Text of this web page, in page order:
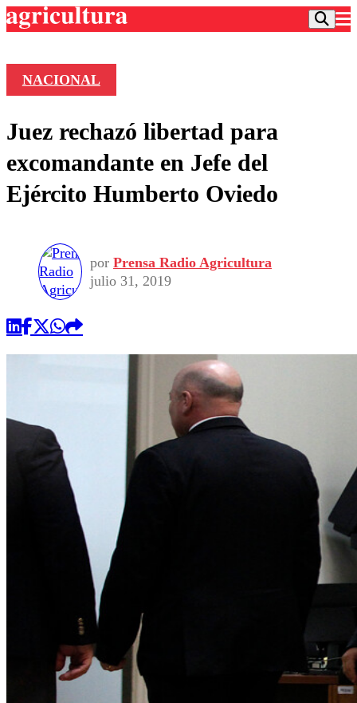
Frecuencias
Agricultura TV
Deportes
Colo Colo
Seleccion Chilena
Torneo Internacional
Entretención
Economía
Internacional
Publicaciones en medios
Opinión
Programas
NACIONAL
Juez rechazó libertad para
excomandante en Jefe del
Ejército Humberto Oviedo
por Prensa Radio Agricultura
julio 31, 2019